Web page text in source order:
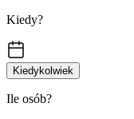
Kiedy?
Kiedykolwiek
Ile osób?